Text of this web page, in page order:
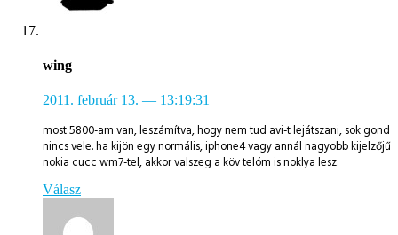
wing
2011. február 13. — 13:19:31
most 5800-am van, leszámítva, hogy nem tud avi-t lejátszani, sok gond
nincs vele. ha kijön egy normális, iphone4 vagy annál nagyobb kijelzőjű
nokia cucc wm7-tel, akkor valszeg a köv telóm is noklya lesz.
Válasz